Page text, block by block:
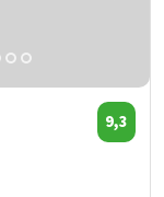
9,3